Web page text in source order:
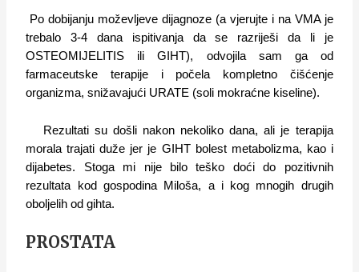
Po dobijanju moževljeve dijagnoze (a vjerujte i na VMA je
trebalo 3-4 dana ispitivanja da se razriješi da li je
OSTEOMIJELITIS ili GIHT), odvojila sam ga od
farmaceutske terapije i počela kompletno čišćenje
organizma, snižavajući URATE (soli mokraćne kiseline).
Rezultati su došli nakon nekoliko dana, ali je terapija
morala trajati duže jer je GIHT bolest metabolizma, kao i
dijabetes. Stoga mi nije bilo teško doći do pozitivnih
rezultata kod gospodina Miloša, a i kog mnogih drugih
oboljelih od gihta.
PROSTATA